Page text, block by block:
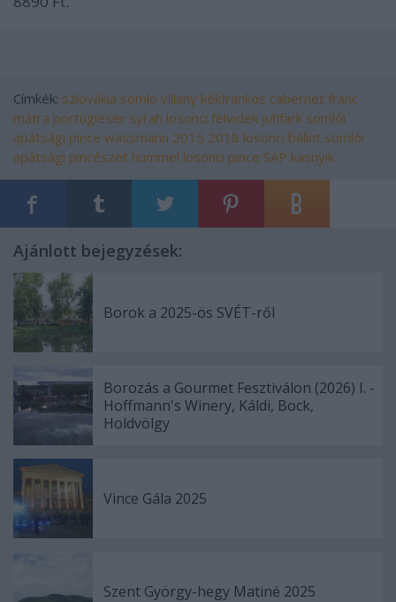
Címkék: szlovákia somló villány kékfrankos cabernet franc
mátra portugieser syrah losonci felvidék juhfark somlói
apátsági pince wassmann 2015 2018 losonci bálint somlói
apátsági pincészet hummel losonci pince SAP kasnyik
Ajánlott bejegyzések:
Borok a 2025-ös SVÉT-ről
Borozás a Gourmet Fesztiválon (2026) I. -
Hoffmann's Winery, Káldi, Bock,
Holdvölgy
Vince Gála 2025
Szent György-hegy Matiné 2025